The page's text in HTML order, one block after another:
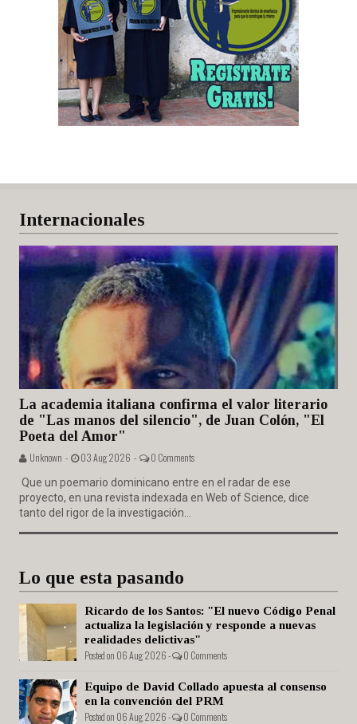
Internacionales
La academia italiana confirma el valor literario
de "Las manos del silencio", de Juan Colón, "El
Poeta del Amor"
Unknown - 03 Aug 2026 - 0 Comments
Que un poemario dominicano entre en el radar de ese
proyecto, en una revista indexada en Web of Science, dice
tanto del rigor de la investigación...
Lo que esta pasando
Ricardo de los Santos: "El nuevo Código Penal
actualiza la legislación y responde a nuevas
realidades delictivas"
Posted on 06 Aug 2026 - 0 Comments
Equipo de David Collado apuesta al consenso
en la convención del PRM
Posted on 06 Aug 2026 - 0 Comments